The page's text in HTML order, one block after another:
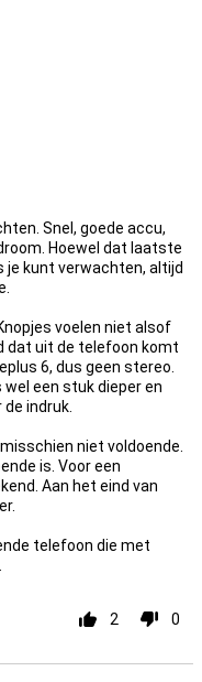
Snel, goede accu,
Hoewel dat laatste
je kunt verwachten, altijd
voelen niet alsof
dat uit de telefoon komt
6, dus geen stereo.
wel een stuk dieper en
indruk.
niet voldoende.
is. Voor een
Aan het eind van
telefoon die met
2 0